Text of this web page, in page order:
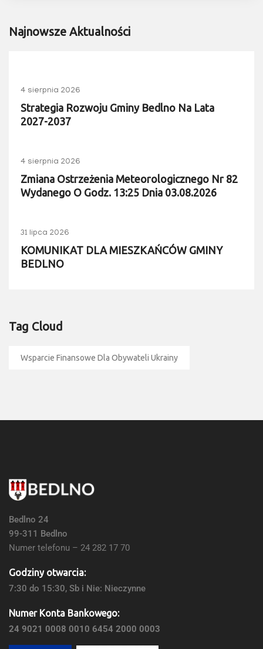
Najnowsze Aktualności
4 sierpnia 2026
Strategia Rozwoju Gminy Bedlno Na Lata
2027-2037
4 sierpnia 2026
Zmiana Ostrzeżenia Meteorologicznego Nr 82
Wydanego O Godz. 13:25 Dnia 03.08.2026
31 lipca 2026
KOMUNIKAT DLA MIESZKAŃCÓW GMINY
BEDLNO
Tag Cloud
Wsparcie Finansowe Dla Obywateli Ukrainy
Bedlno 24
99-311 Bedlno
Numer telefonu – 24 282 17 70
Godziny otwarcia:
7:30 do 15:30, Sb i Nie: Nieczynne
Numer Konta Bankowego:
24 9021 0008 0010 6454 2000 0003